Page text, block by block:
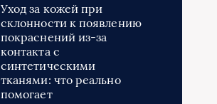
Уход за кожей при
склонности к появлению
покраснений из‑за
контакта с
синтетическими
тканями: что реально
помогает